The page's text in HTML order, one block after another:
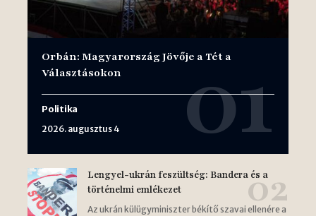
Orbán: Magyarország Jövője a Tét a
Választásokon
Politika
2026. augusztus 4
Lengyel-ukrán feszültség: Bandera és a
történelmi emlékezet
Az ukrán külügyminiszter békítő szavai ellenére a